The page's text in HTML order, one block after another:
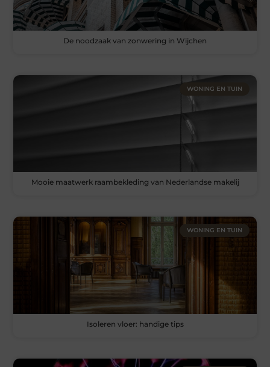
De noodzaak van zonwering in Wijchen
WONING EN TUIN
Mooie maatwerk raambekleding van Nederlandse makelij
WONING EN TUIN
Isoleren vloer: handige tips